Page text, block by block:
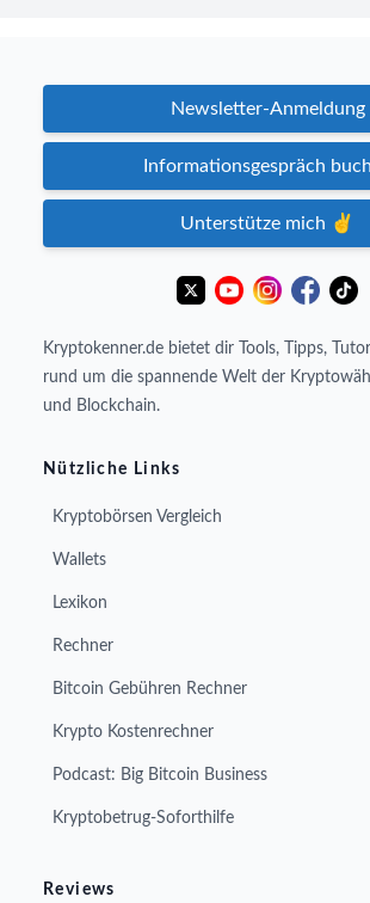
Newsletter-Anmeldung
Informationsgespräch
Unterstütze mich ✌️
Kryptokenner.de bietet dir Tools, Tipps,
rund um die spannende Welt der
und Blockchain.
Nützliche Links
Kryptobörsen Vergleich
Wallets
Lexikon
Rechner
Bitcoin Gebühren Rechner
Krypto Kostenrechner
Podcast: Big Bitcoin Business
Kryptobetrug-Soforthilfe
Reviews